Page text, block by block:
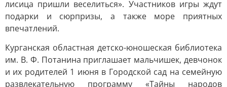
лисица пришли веселиться». Участников игры ждут
подарки и сюрпризы, а также море приятных
впечатлений.
Курганская областная детско-юношеская библиотека
им. В. Ф. Потанина приглашает мальчишек, девчонок
и их родителей 1 июня в Городской сад на семейную
развлекательную программу «Тайны народов